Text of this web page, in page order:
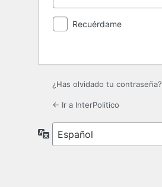
Recuérdame
¿Has olvidado tu contraseña?
← Ir a InterPolitico
Idioma